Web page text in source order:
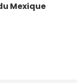
Mexique